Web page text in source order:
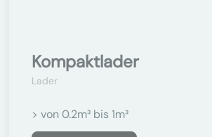
Kompaktlader
Lader
> von 0.2m³ bis 1m³